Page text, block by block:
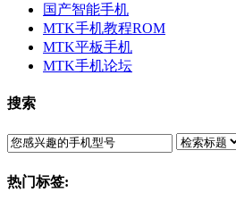
国产智能手机
MTK手机教程ROM
MTK平板手机
MTK手机论坛
搜索
热门标签: